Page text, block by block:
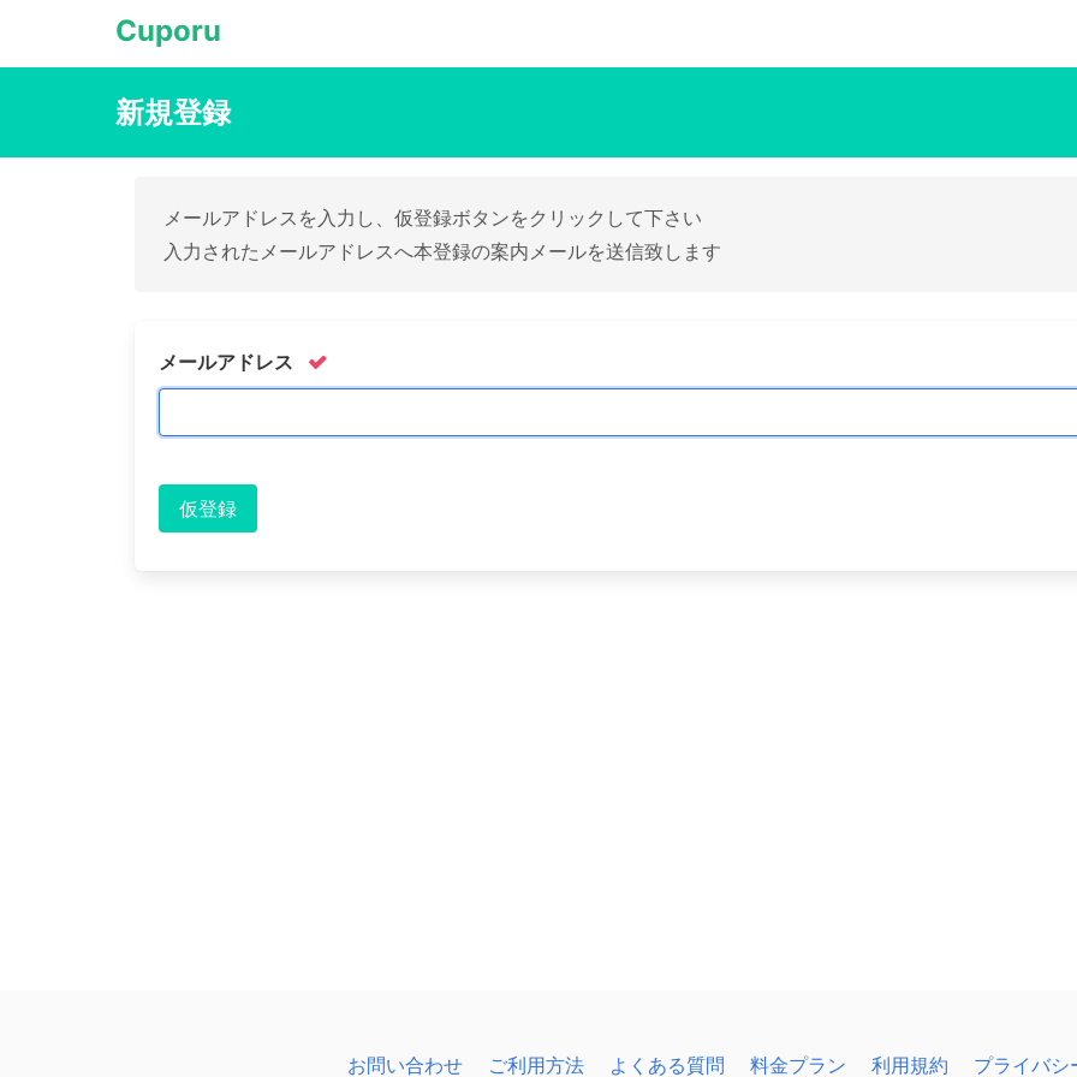
Cuporu
新規登録
メールアドレスを入力し、仮登録ボタンをクリックして下さい
入力されたメールアドレスへ本登録の案内メールを送信致します
メールアドレス
お問い合わせ ご利用方法 よくある質問 料金プラン 利用規約 プライバシ